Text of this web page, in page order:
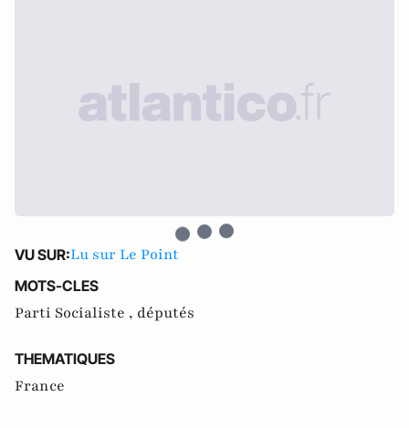
VU SUR:Lu sur Le Point
MOTS-CLES
Parti Socialiste , députés
THEMATIQUES
France